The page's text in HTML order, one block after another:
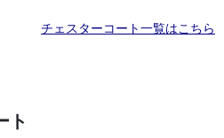
チェスターコート一覧はこちら
ト